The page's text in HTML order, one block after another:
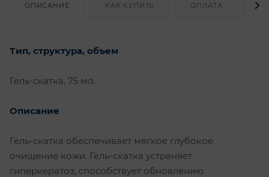
ОПИСАНИЕ КАК КУПИТЬ ОПЛАТА
Тип, структура, объем
Гель-скатка, 75 мл.
Описание
Гель-скатка обеспечивает мягкое глубокое
очищение кожи. Гель-скатка устраняет
гиперкератоз, способствует обновлению